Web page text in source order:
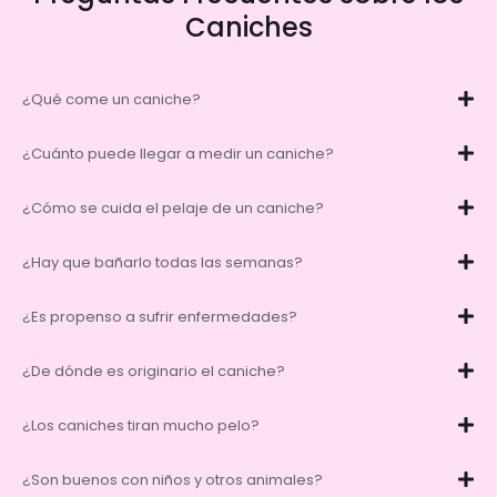
Caniches
¿Qué come un caniche?
¿Cuánto puede llegar a medir un caniche?
¿Cómo se cuida el pelaje de un caniche?
¿Hay que bañarlo todas las semanas?
¿Es propenso a sufrir enfermedades?
¿De dónde es originario el caniche?
¿Los caniches tiran mucho pelo?
¿Son buenos con niños y otros animales?